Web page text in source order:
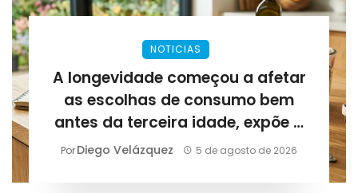
NOTICIAS
A longevidade começou a afetar
as escolhas de consumo bem
antes da terceira idade, expõe a
Lirius Suplementos
PorDiego Velázquez 5 de agosto de 2026